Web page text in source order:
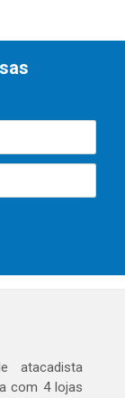
atacadista
com 4 lojas